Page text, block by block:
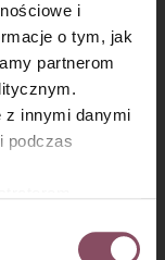
i
o tym, jak
partnerom
z innymi danymi
podczas
więcej
1 kg
×